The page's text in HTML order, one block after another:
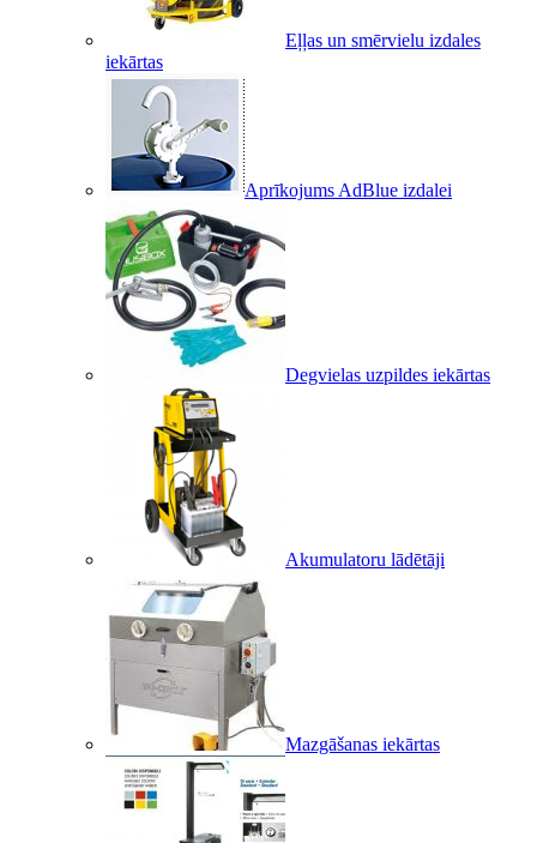
Eļļas un smērvielu izdales
iekārtas
Aprīkojums AdBlue izdalei
Degvielas uzpildes iekārtas
Akumulatoru lādētāji
Mazgāšanas iekārtas